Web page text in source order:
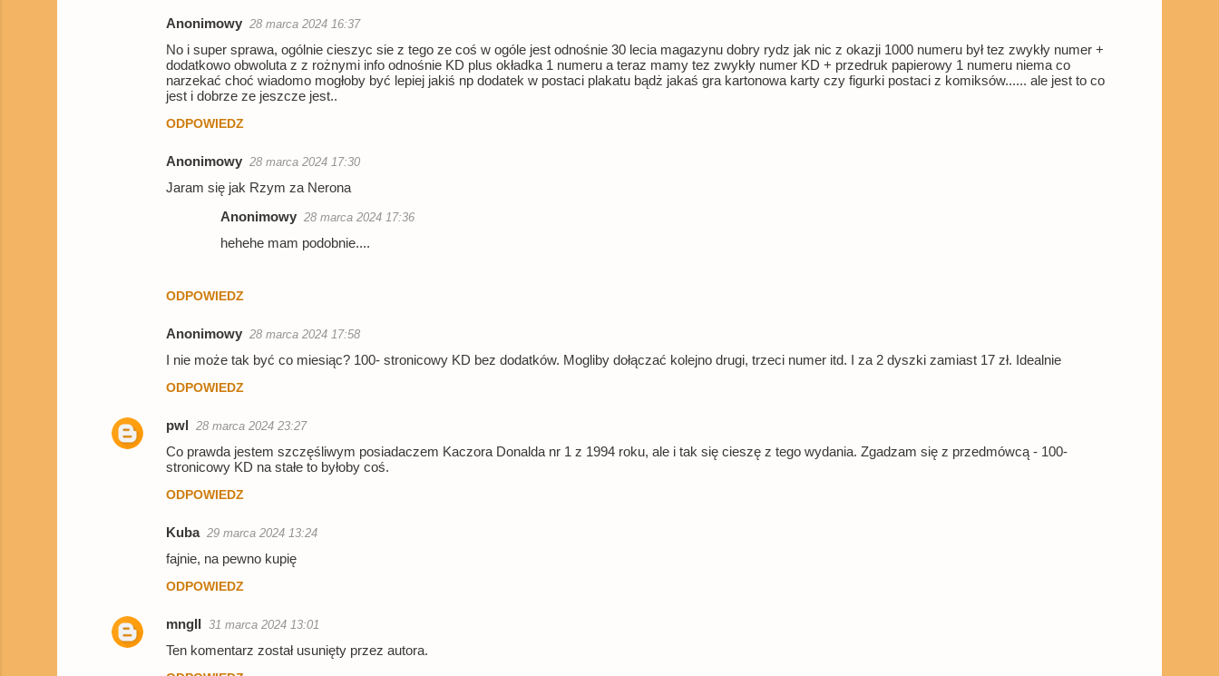
Anonimowy 28 marca 2024 16:37
No i super sprawa, ogólnie cieszyc sie z tego ze coś w ogóle jest odnośnie 30 lecia magazynu dobry rydz jak nic z okazji 1000 numeru był tez zwykły numer +
dodatkowo obwoluta z z rożnymi info odnośnie KD plus okładka 1 numeru a teraz mamy tez zwykły numer KD + przedruk papierowy 1 numeru niema co
narzekać choć wiadomo mogłoby być lepiej jakiś np dodatek w postaci plakatu bądż jakaś gra kartonowa karty czy figurki postaci z komiksów...... ale jest to co
jest i dobrze ze jeszcze jest..
ODPOWIEDZ
Anonimowy 28 marca 2024 17:30
Jaram się jak Rzym za Nerona
ODPOWIEDZ
Anonimowy 28 marca 2024 17:36
hehehe mam podobnie....
Anonimowy 28 marca 2024 17:58
I nie może tak być co miesiąc? 100- stronicowy KD bez dodatków. Mogliby dołączać kolejno drugi, trzeci numer itd. I za 2 dyszki zamiast 17 zł. Idealnie
ODPOWIEDZ
pwl 28 marca 2024 23:27
Co prawda jestem szczęśliwym posiadaczem Kaczora Donalda nr 1 z 1994 roku, ale i tak się cieszę z tego wydania. Zgadzam się z przedmówcą - 100-
stronicowy KD na stałe to byłoby coś.
ODPOWIEDZ
Kuba 29 marca 2024 13:24
fajnie, na pewno kupię
ODPOWIEDZ
mngII 31 marca 2024 13:01
Ten komentarz został usunięty przez autora.